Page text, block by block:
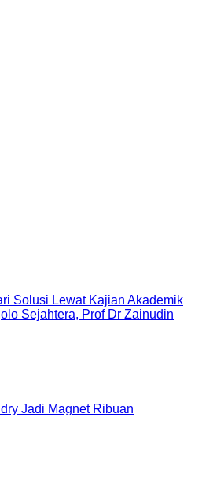
Solusi Lewat Kajian Akademik
Sejahtera, Prof Dr Zainudin
Jadi Magnet Ribuan